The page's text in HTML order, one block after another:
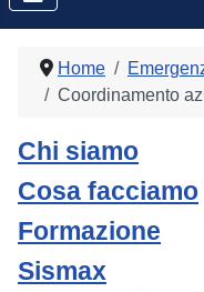
Home
Coordinamento
Chi siamo
Cosa facciamo
Formazione
Sismax